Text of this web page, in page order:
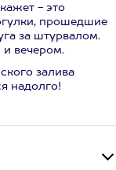
- это
прошедшие
за штурвалом.
и вечером.
залива
надолго!